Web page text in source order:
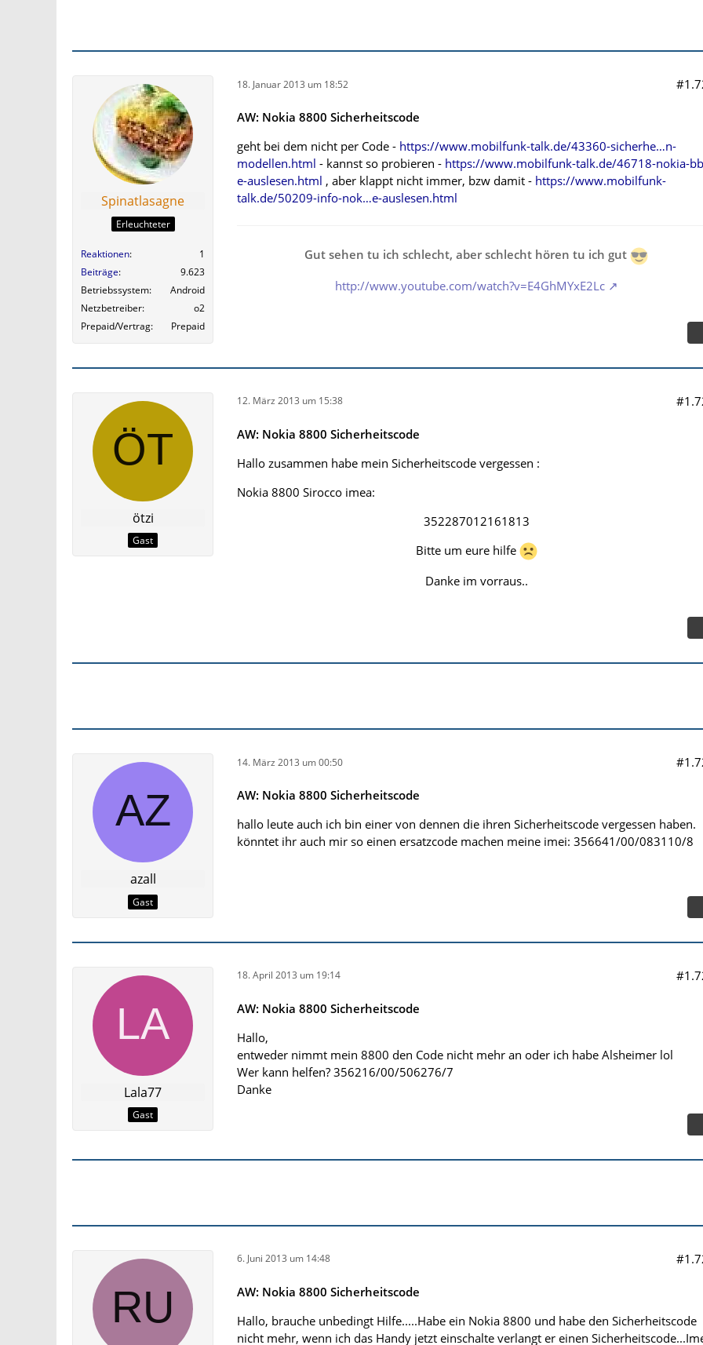
Spinatlasagne
Erleuchteter
Reaktionen
1
Beiträge
9.623
Betriebssystem
Android
Netzbetreiber
o2
Prepaid/Vertrag
Prepaid
18. Januar 2013 um 18:52
AW: Nokia 8800 Sicherheitscode
geht bei dem nicht per Code - https://www.mobilfunk-talk.de/43360-sicherhe…n-
modellen.html - kannst so probieren - https://www.mobilfunk-talk.de/46718-nokia-
e-auslesen.html , aber klappt nicht immer, bzw damit - https://www.mobilfunk-
talk.de/50209-info-nok…e-auslesen.html
Gut sehen tu ich schlecht, aber schlecht hören tu ich gut
http://www.youtube.com/watch?v=E4GhMYxE2Lc
ötzi
Gast
12. März 2013 um 15:38
AW: Nokia 8800 Sicherheitscode
Hallo zusammen habe mein Sicherheitscode vergessen :
Nokia 8800 Sirocco imea:
352287012161813
Bitte um eure hilfe
Danke im vorraus..
azall
Gast
14. März 2013 um 00:50
AW: Nokia 8800 Sicherheitscode
hallo leute auch ich bin einer von dennen die ihren Sicherheitscode vergessen haben.
könntet ihr auch mir so einen ersatzcode machen meine imei: 356641/00/083110/8
Lala77
Gast
18. April 2013 um 19:14
AW: Nokia 8800 Sicherheitscode
Hallo,
entweder nimmt mein 8800 den Code nicht mehr an oder ich habe Alsheimer lol
Wer kann helfen? 356216/00/506276/7
Danke
6. Juni 2013 um 14:48
AW: Nokia 8800 Sicherheitscode
Hallo, brauche unbedingt Hilfe.....Habe ein Nokia 8800 und habe den Sicherheitscode
nicht mehr, wenn ich das Handy jetzt einschalte verlangt er einen